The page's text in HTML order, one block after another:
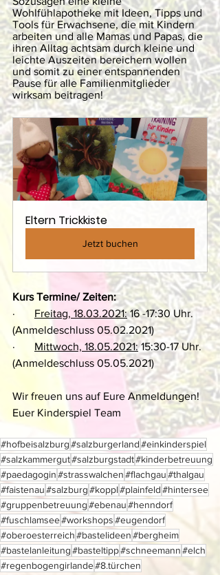
Wohlfühlapotheke mit Ideen, Tipps und
Tools für Erwachsene, die mit Kindern
arbeiten und alle Mamas und Papas, die
ihren Alltag achtsam durch kleine und
leichte Auszeiten bereichern wollen
und somit zu einer entspannenden
Pause für alle Familienmitglieder
wirksam beitragen!
Eltern Trickkiste
Jetzt buchen
Kurs Termine/ Zeiten:
· Freitag, 18.03.2021: 16 -17:30 Uhr.
(Anmeldeschluss 05.02.2021)
· Mittwoch, 18.05.2021: 15:30-17 Uhr.
(Anmeldeschluss 05.05.2021)
Wir freuen uns auf Eure Anmeldungen!
Euer Kinderspiel Team
#hofbeisalzburg#salzburgerland#einkinderspiel
#salzkammergut#salzburgstadt#kinderbetreuung
#paedagogin#strasswalchen#flachgau#thalgau
#faistenau#salzburg#koppl#plainfeld#hintersee
#gruppenbetreuung#ebenau#henndorf
#fuschlamsee#workshops#eugendorf
#oberoesterreich#bastelideen#bergheim
#bastelanleitung#basteltipp#schneemann#elch
#regenbogengirlande#8.türchen